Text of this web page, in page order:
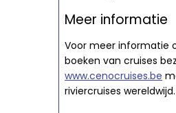
Meer informatie
Voor meer informatie
boeken van cruises
www.cenocruises.be
riviercruises wereldwijd.